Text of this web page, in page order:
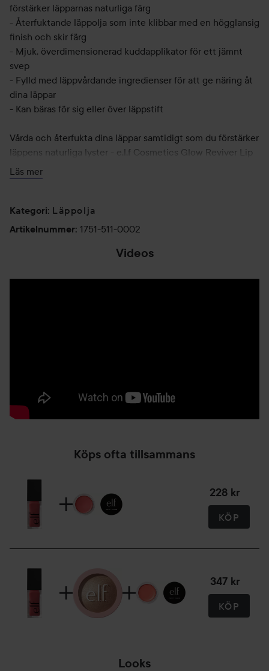
förstärker läpparnas naturliga färg
- Återfuktande läppolja som inte klibbar med en högglansig
finish och skir färg
- Mjuk, överdimensionerad kuddapplikator för ett jämnt
svep
- Fylld med läppvårdande ingredienser för att ge näring åt
dina läppar
- Kan bäras för sig eller över läppstift
Vårda och återfukta dina läppar samtidigt som du förstärker
läppens naturliga lyster - e.l.f Cosmetics Glow Reviver Lip
Oil är en beroendeframkallande och vitaliserande tonad
läppolja där läppvård möter makeup. Den icke-klibbiga
glans samtidigt som den förstärker läpparnas naturliga
nyans. Med den ultramjuka applikatorn kan du smörja in
Användning:
Läs mer
Kategori: Läppolja
Artikelnummer: 1751-511-0002
Videos
Köps ofta tillsammans
228 kr
KÖP
347 kr
KÖP
Looks